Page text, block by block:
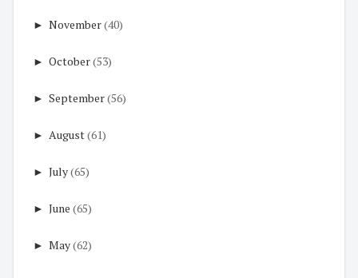
► November(40)
► October(53)
► September(56)
► August(61)
► July(65)
► June (65)
► May(62)